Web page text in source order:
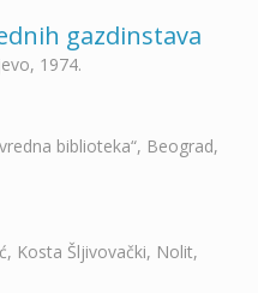
gazdinstava
1974.
biblioteka“, Beograd,
Kosta Šljivovački, Nolit,